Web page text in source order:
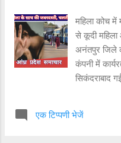
महिला कोच
से कूदी
अनंतपुर जिले
कंपनी में
सिकंदराबाद
गया। महिला
एक टिप्पणी भेजें